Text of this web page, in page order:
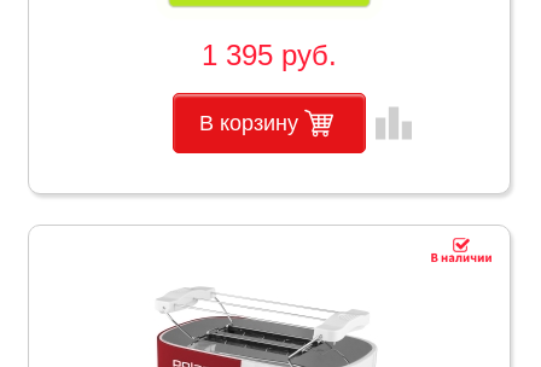
1 395 руб.
В корзину leaderboard